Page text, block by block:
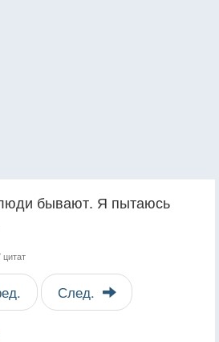
бывают. Я пытаюсь
цитат
След.